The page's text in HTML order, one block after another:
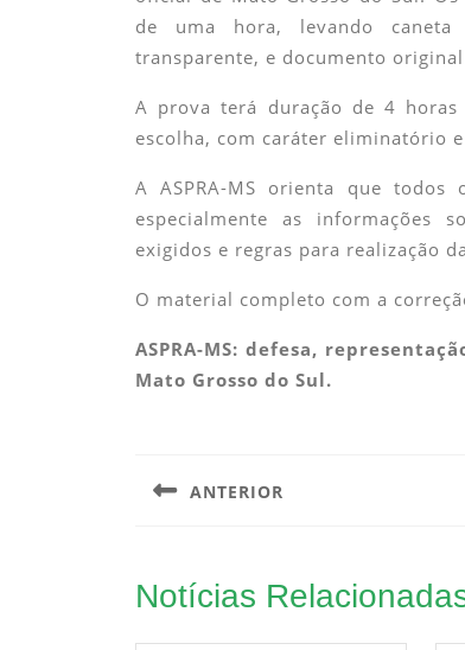
de uma hora, levando
transparente, e documento
A prova terá duração de 4
escolha, com caráter eliminatório
A ASPRA-MS orienta que
especialmente as informações
exigidos e regras para realização
O material completo com a
ASPRA-MS: defesa,
Mato Grosso do Sul.
de ANTERIOR
Notícias